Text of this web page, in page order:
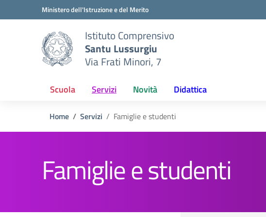
Vai ai contenuti
Vai al menu di navigazioneMinistero dell'Istruzione e del Merito
Istituto Comprensivo
Santu Lussurgiu
Via Frati Minori, 7
Scuola Servizi Novità Didattica
Home Servizi Famiglie e studenti
Famiglie e studenti